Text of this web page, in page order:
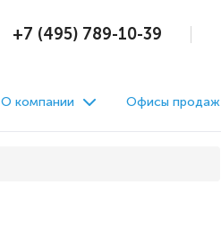
+7 (495) 789-10-39
О компании Офисы продаж